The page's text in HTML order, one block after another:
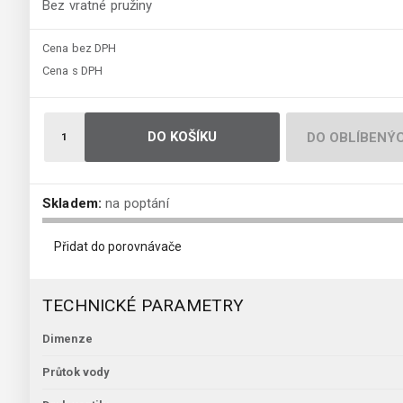
Bez vratné pružiny
Cena bez DPH
Cena s DPH
DO KOŠÍKU DO
Skladem: na poptání
Přidat do porovnávače
TECHNICKÉ PARAMETRY
Dimenze
Průtok vody